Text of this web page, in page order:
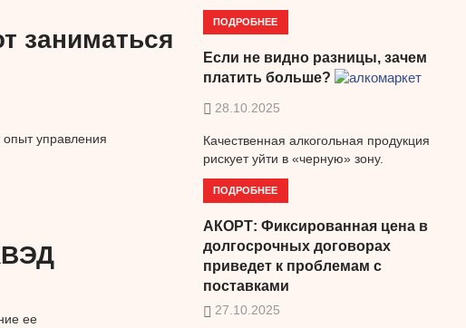
заниматься
управления
ее
ПОДРОБНЕЕ
Если не видно разницы, зачем
платить больше?
28.10.2025
Качественная алкогольная продукция
рискует уйти в «черную» зону.
ПОДРОБНЕЕ
АКОРТ: Фиксированная цена в
долгосрочных договорах
приведет к проблемам с
поставками
27.10.2025